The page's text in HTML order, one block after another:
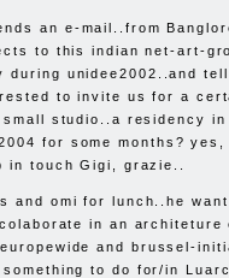
an e-mail..from
to this indian net-art-
during unidee2002..and
to invite us for a
studio..a residency in
for some months?
in touch Gigi, grazie..
and omi for lunch..he
in an architeture
and brussel-
to do for/in